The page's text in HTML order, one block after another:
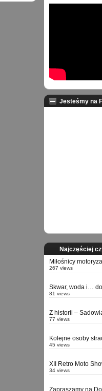
Jesteśmy na
Najczęściej
Miłośnicy
267 views
Skwar, woda i…
81 views
Z historii –
77 views
Kolejne osoby
45 views
XII Retro Moto
34 views
Zapraszamy na